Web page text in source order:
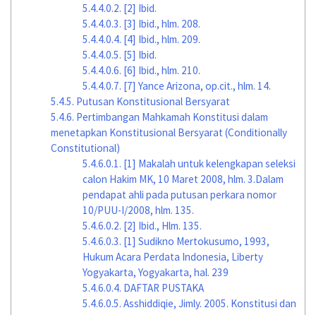
5.4.4.0.2. [2] Ibid.
5.4.4.0.3. [3] Ibid., hlm. 208.
5.4.4.0.4. [4] Ibid., hlm. 209.
5.4.4.0.5. [5] Ibid.
5.4.4.0.6. [6] Ibid., hlm. 210.
5.4.4.0.7. [7] Yance Arizona, op.cit., hlm. 14.
5.4.5. Putusan Konstitusional Bersyarat
5.4.6. Pertimbangan Mahkamah Konstitusi dalam
menetapkan Konstitusional Bersyarat (Conditionally
Constitutional)
5.4.6.0.1. [1] Makalah untuk kelengkapan seleksi
calon Hakim MK, 10 Maret 2008, hlm. 3.Dalam
pendapat ahli pada putusan perkara nomor
10/PUU-I/2008, hlm. 135.
5.4.6.0.2. [2] Ibid., Hlm. 135.
5.4.6.0.3. [1] Sudikno Mertokusumo, 1993,
Hukum Acara Perdata Indonesia, Liberty
Yogyakarta, Yogyakarta, hal. 239
5.4.6.0.4. DAFTAR PUSTAKA
5.4.6.0.5. Asshiddiqie, Jimly. 2005. Konstitusi dan